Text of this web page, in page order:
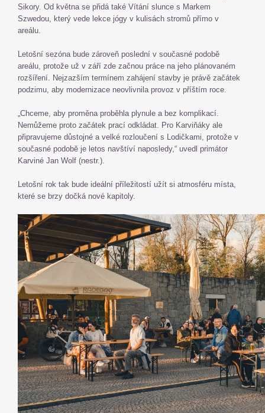
Sikory. Od května se přidá také Vítání slunce s Markem
Szwedou, který vede lekce jógy v kulisách stromů přímo v
areálu.
Letošní sezóna bude zároveň poslední v současné podobě
areálu, protože už v září zde začnou práce na jeho plánovaném
rozšíření. Nejzazším termínem zahájení stavby je právě začátek
podzimu, aby modernizace neovlivnila provoz v příštím roce.
„Chceme, aby proměna proběhla plynule a bez komplikací.
Nemůžeme proto začátek prací odkládat. Pro Karviňáky ale
připravujeme důstojné a velké rozloučení s Lodičkami, protože v
současné podobě je letos navštíví naposledy,“ uvedl primátor
Karviné Jan Wolf (nestr.).
Letošní rok tak bude ideální příležitostí užít si atmosféru místa,
které se brzy dočká nové kapitoly.